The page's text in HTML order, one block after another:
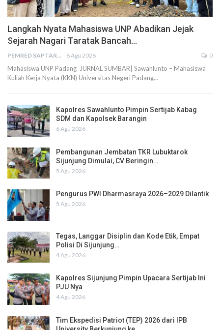
Langkah Nyata Mahasiswa UNP Abadikan Jejak
Sejarah Nagari Taratak Bancah…
PEMRED SAPTARIUS 8 Agu 2026 0
Mahasiswa UNP Padang JURNAL SUMBAR| Sawahlunto – Mahasiswa
Kuliah Kerja Nyata (KKN) Universitas Negeri Padang…
Kapolres Sawahlunto Pimpin Sertijab Kabag
SDM dan Kapolsek Barangin
6 Agu 2026
Pembangunan Jembatan TKR Lubuktarok
Sijunjung Dimulai, CV Beringin…
5 Agu 2026
Pengurus PWI Dharmasraya 2026–2029 Dilantik
5 Agu 2026
Tegas, Langgar Disiplin dan Kode Etik, Empat
Polisi Di Sijunjung…
4 Agu 2026
Kapolres Sijunjung Pimpin Upacara Sertijab Ini
PJU Nya
4 Agu 2026
Tim Ekspedisi Patriot (TEP) 2026 dari IPB